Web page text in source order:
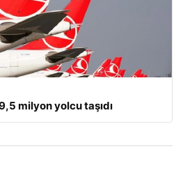
milyon yolcu taşıdı